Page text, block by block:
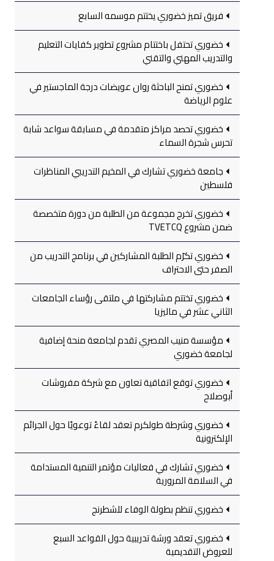
فريق تميز خضوري يختتم موسمه السابع
خضوري تحتفل باختتام مشروع تطوير كفايات التعليم
والتدريب المهني والتقني
خضوري تمنح الباحثة روان عويضات درجة الماجستير في
علوم الرياضة
خضوري تحصد مراكز متقدمة في مسابقة سواعد شابة
تحرس شجرة السماء
جامعة خضوري تشارك في المخيم التدريبي المناظرات
فلسطين
خضوري تخرج مجموعة من الطلبة من دورة متخصصة
ضمن مشروع TVETCQ
خضوري تكرّم الطلبة المشاركين في برنامج التدريب من
الصفر حتى الاحتراف
خضوري تختتم مشاركتها في ملتقى رؤساء الجامعات
الثاني عشر في ماليزيا
مؤسسة منيب المصري تقدم لجامعة منحة إضافية
لجامعة خضوري
خضوري توقع اتفاقية تعاون مع شركة مفروشات
أبوصلاح
خضوري وشرطة طولكرم تعقد لقاءً توعويًا حول الجرائم
الإلكترونية
خضوري تشارك في فعاليات مؤتمر التنمية المستدامة
في السلامة المرورية
خضوري تنظم بطولة الوفاء للشطرنج
خضوري تعقد ورشة تدريبية حول القواعد السبع
للعروض التقديمية